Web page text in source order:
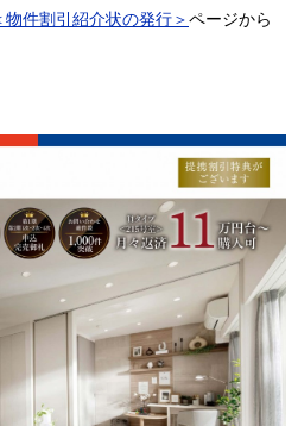
物件割引紹介状の発行＞ページから